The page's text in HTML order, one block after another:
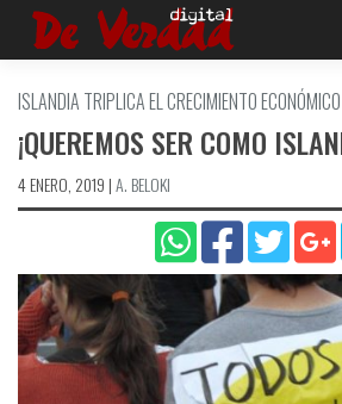
Saltar
ISLANDIA TRIPLICA EL CRECIMIENTO
¡QUEREMOS SER COMO
4 ENERO, 2019 |A. BELOKI